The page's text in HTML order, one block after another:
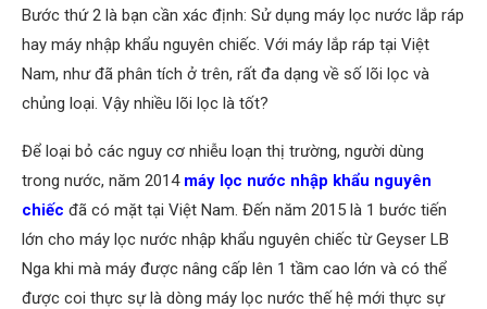
Bước thứ 2 là bạn cần xác định: Sử dụng máy lọc nước lắp ráp
hay máy nhập khẩu nguyên chiếc. Với máy lắp ráp tại Việt
Nam, như đã phân tích ở trên, rất đa dạng về số lõi lọc và
chủng loại. Vậy nhiều lõi lọc là tốt?
Để loại bỏ các nguy cơ nhiễu loạn thị trường, người dùng
trong nước, năm 2014 máy lọc nước nhập khẩu nguyên
chiếc đã có mặt tại Việt Nam. Đến năm 2015 là 1 bước tiến
lớn cho máy lọc nước nhập khẩu nguyên chiếc từ Geyser LB
Nga khi mà máy được nâng cấp lên 1 tầm cao lớn và có thể
được coi thực sự là dòng máy lọc nước thế hệ mới thực sự